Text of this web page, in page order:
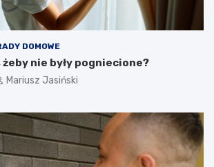
DOMOWE
nie były pogniecione?
Mariusz Jasiński